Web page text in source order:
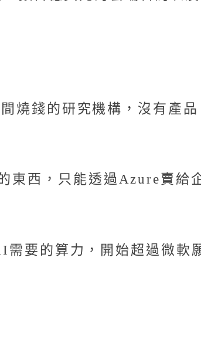
錢的研究機構，沒有產
西，只能透過Azure賣給
要的算力，開始超過微軟